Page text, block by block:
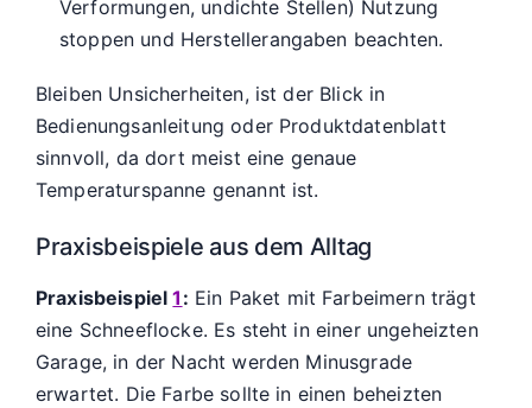
Verformungen, undichte Stellen) Nutzung
stoppen und Herstellerangaben beachten.
Bleiben Unsicherheiten, ist der Blick in
Bedienungsanleitung oder Produktdatenblatt
sinnvoll, da dort meist eine genaue
Temperaturspanne genannt ist.
Praxisbeispiele aus dem Alltag
Praxisbeispiel1 : Ein Paket mit Farbeimern trägt
eine Schneeflocke. Es steht in einer ungeheizten
Garage, in der Nacht werden Minusgrade
erwartet. Die Farbe sollte in einen beheizten